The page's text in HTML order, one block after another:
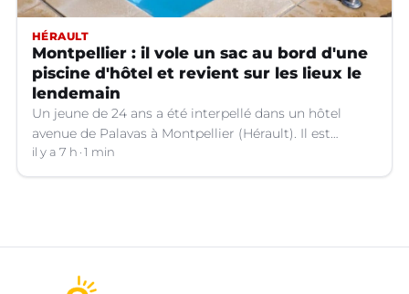
HÉRAULT
Montpellier : il vole un sac au bord d'une
piscine d'hôtel et revient sur les lieux le
lendemain
Un jeune de 24 ans a été interpellé dans un hôtel
avenue de Palavas à Montpellier (Hérault). Il est
suspecté d'avoir volé le sac d'une cliente.
il y a 7 h 1 min